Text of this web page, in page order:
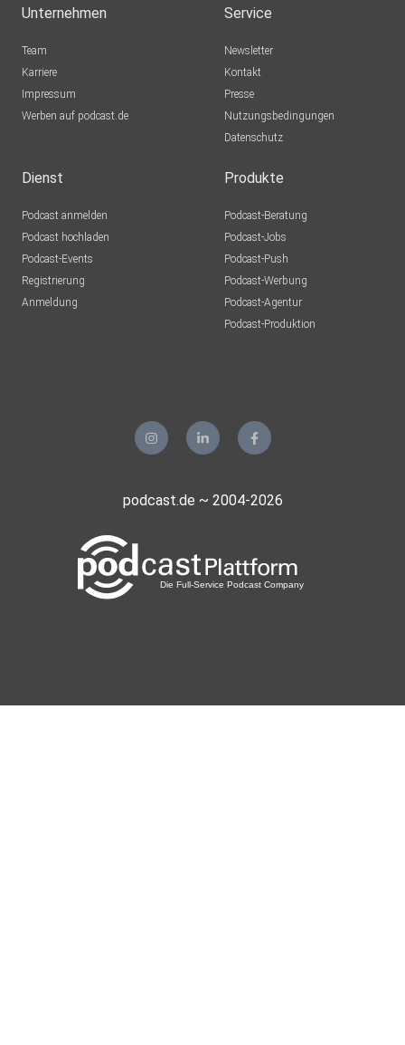
Unternehmen
Team
Karriere
Impressum
Werben auf podcast.de
Service
Newsletter
Kontakt
Presse
Nutzungsbedingungen
Datenschutz
Dienst
Podcast anmelden
Podcast hochladen
Podcast-Events
Registrierung
Anmeldung
Produkte
Podcast-Beratung
Podcast-Jobs
Podcast-Push
Podcast-Werbung
Podcast-Agentur
Podcast-Produktion
podcast.de ~ 2004-2026